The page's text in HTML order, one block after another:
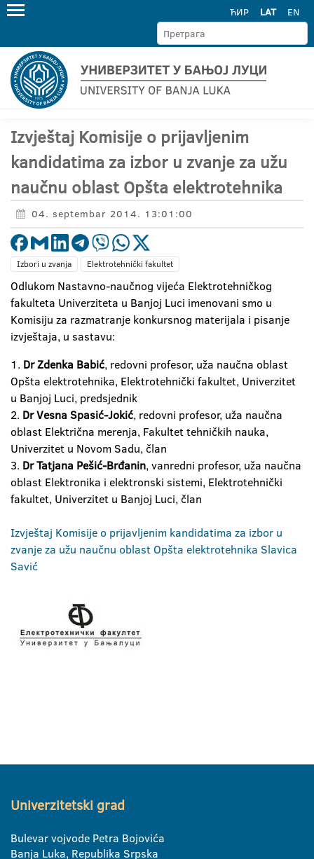
ЋИР LAT EN
Izvještaj Komisije o prijavljenim
kandidatima za izbor u zvanje za užu
naučnu oblast Opšta elektrotehnika
04. septembar 2014. 13:01:00
Izbori u zvanja Elektrotehnički fakultet
Odlukom Nastavno-naučnog vijeća Elektrotehničkog
fakulteta Univerziteta u Banjoj Luci imenovani smo u
Komisiju za razmatranje konkursnog materijala i pisanje
izvještaja, u sastavu:
1. Dr Zdenka Babić, redovni profesor, uža naučna oblast
Opšta elektrotehnika, Elektrotehnički fakultet, Univerzitet
u Banjoj Luci, predsjednik
2. Dr Vesna Spasić-Jokić, redovni profesor, uža naučna
oblast Električna merenja, Fakultet tehničkih nauka,
Univerzitet u Novom Sadu, član
3. Dr Tatjana Pešić-Brđanin, vanredni profesor, uža naučna
oblast Elektronika i elektronski sistemi, Elektrotehnički
fakultet, Univerzitet u Banjoj Luci, član
Izvještaj Komisije o prijavljenim kandidatima za izbor u
zvanje za užu naučnu oblast Opšta elektrotehnika Slavica
Savić
Univerzitetski grad
Bulevar vojvode Petra Bojovića
Banja Luka, Republika Srpska